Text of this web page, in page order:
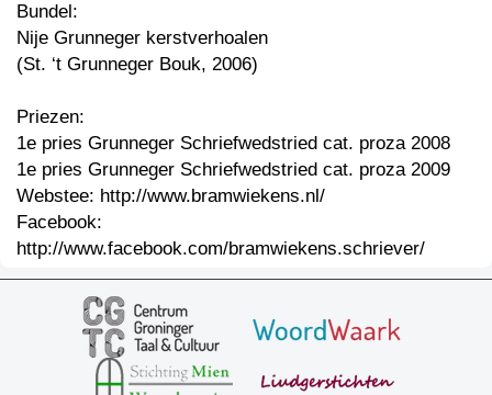
Bundel:
Nije Grunneger kerstverhoalen
(St. ‘t Grunneger Bouk, 2006)
Priezen:
1e pries Grunneger Schriefwedstried cat. proza 2008
1e pries Grunneger Schriefwedstried cat. proza 2009
Webstee: http://www.bramwiekens.nl/
Facebook:
http://www.facebook.com/bramwiekens.schriever/